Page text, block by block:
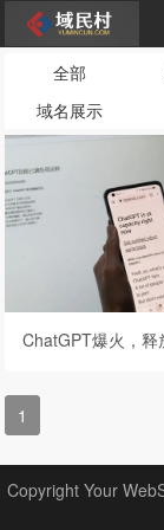
全部
域名展示
ChatGPT爆火，释
1
Copyright Your